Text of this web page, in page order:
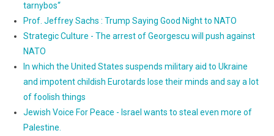
tarnybos“
Prof. Jeffrey Sachs : Trump Saying Good Night to NATO
Strategic Culture - The arrest of Georgescu will push against
NATO
In which the United States suspends military aid to Ukraine
and impotent childish Eurotards lose their minds and say a lot
of foolish things
Jewish Voice For Peace - Israel wants to steal even more of
Palestine.